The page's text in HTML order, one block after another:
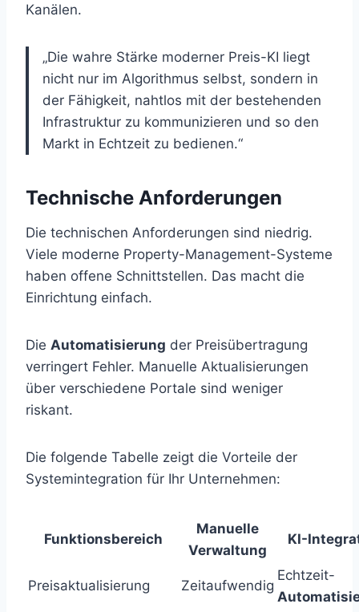
Kanälen.
„Die wahre Stärke moderner Preis-KI liegt
nicht nur im Algorithmus selbst, sondern in
der Fähigkeit, nahtlos mit der bestehenden
Infrastruktur zu kommunizieren und so den
Markt in Echtzeit zu bedienen.“
Technische Anforderungen
Die technischen Anforderungen sind niedrig.
Viele moderne Property-Management-Systeme
haben offene Schnittstellen. Das macht die
Einrichtung einfach.
Die Automatisierung der Preisübertragung
verringert Fehler. Manuelle Aktualisierungen
über verschiedene Portale sind weniger
riskant.
Die folgende Tabelle zeigt die Vorteile der
Systemintegration für Ihr Unternehmen:
Funktionsbereich
Manuelle
Verwaltung
KI-
Preisaktualisierung Zeitaufwendig
Echtzeit-